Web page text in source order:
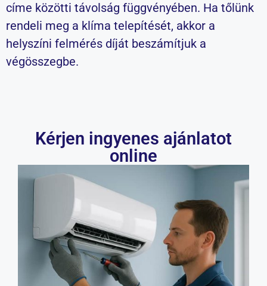
címe közötti távolság függvényében. Ha tőlünk
rendeli meg a klíma telepítését, akkor a
helyszíni felmérés díját beszámítjuk a
végösszegbe.
Kérjen ingyenes ajánlatot
online